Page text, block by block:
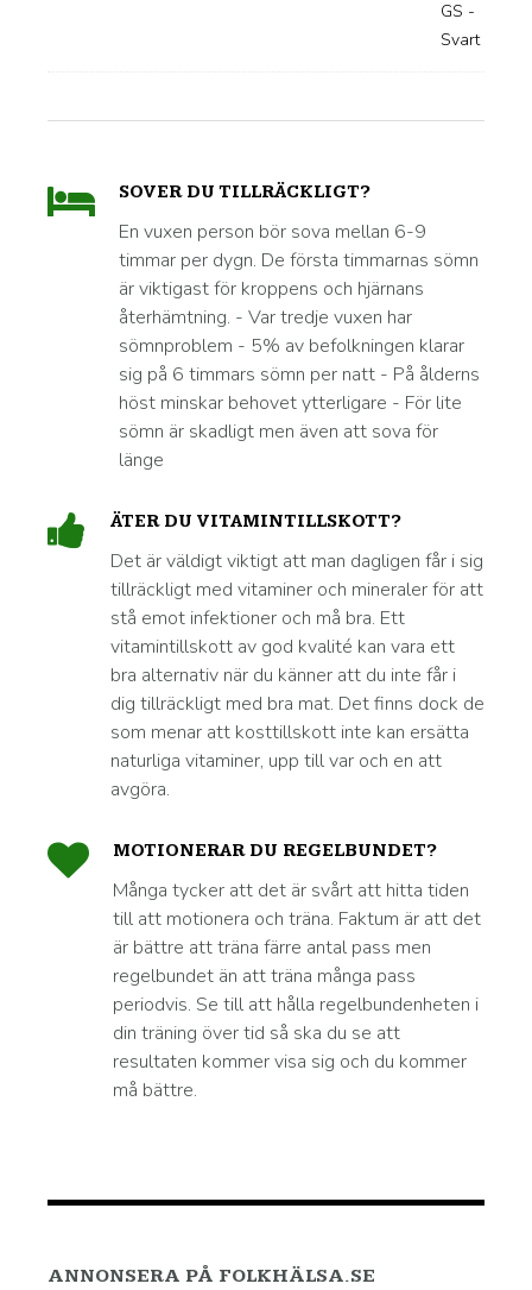
SOVER DU TILLRÄCKLIGT?
En vuxen person bör sova mellan 6-9
timmar per dygn. De första timmarnas sömn
är viktigast för kroppens och hjärnans
återhämtning. - Var tredje vuxen har
sömnproblem - 5% av befolkningen klarar
sig på 6 timmars sömn per natt - På ålderns
höst minskar behovet ytterligare - För lite
sömn är skadligt men även att sova för
länge
ÄTER DU VITAMINTILLSKOTT?
Det är väldigt viktigt att man dagligen får i sig
tillräckligt med vitaminer och mineraler för att
stå emot infektioner och må bra. Ett
vitamintillskott av god kvalité kan vara ett
bra alternativ när du känner att du inte får i
dig tillräckligt med bra mat. Det finns dock de
som menar att kosttillskott inte kan ersätta
naturliga vitaminer, upp till var och en att
avgöra.
MOTIONERAR DU REGELBUNDET?
Många tycker att det är svårt att hitta tiden
till att motionera och träna. Faktum är att det
är bättre att träna färre antal pass men
regelbundet än att träna många pass
periodvis. Se till att hålla regelbundenheten i
din träning över tid så ska du se att
resultaten kommer visa sig och du kommer
må bättre.
ANNONSERA PÅ FOLKHÄLSA.SE